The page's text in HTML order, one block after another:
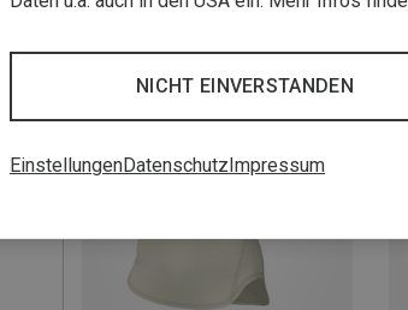
(5)
NICHT EINVERSTANDEN
EinstellungenDatenschutz Impressum